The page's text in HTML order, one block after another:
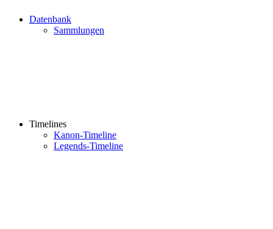
Datenbank
Sammlungen
Timelines
Kanon-Timeline
Legends-Timeline